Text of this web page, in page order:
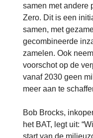
samen met andere
Zero. Dit is een
samen, met
gecombineerde
zamelen. Ook
voorschot op de
vanaf 2030 geen
meer aan te
Bob Brocks,
het BAT, legt uit: